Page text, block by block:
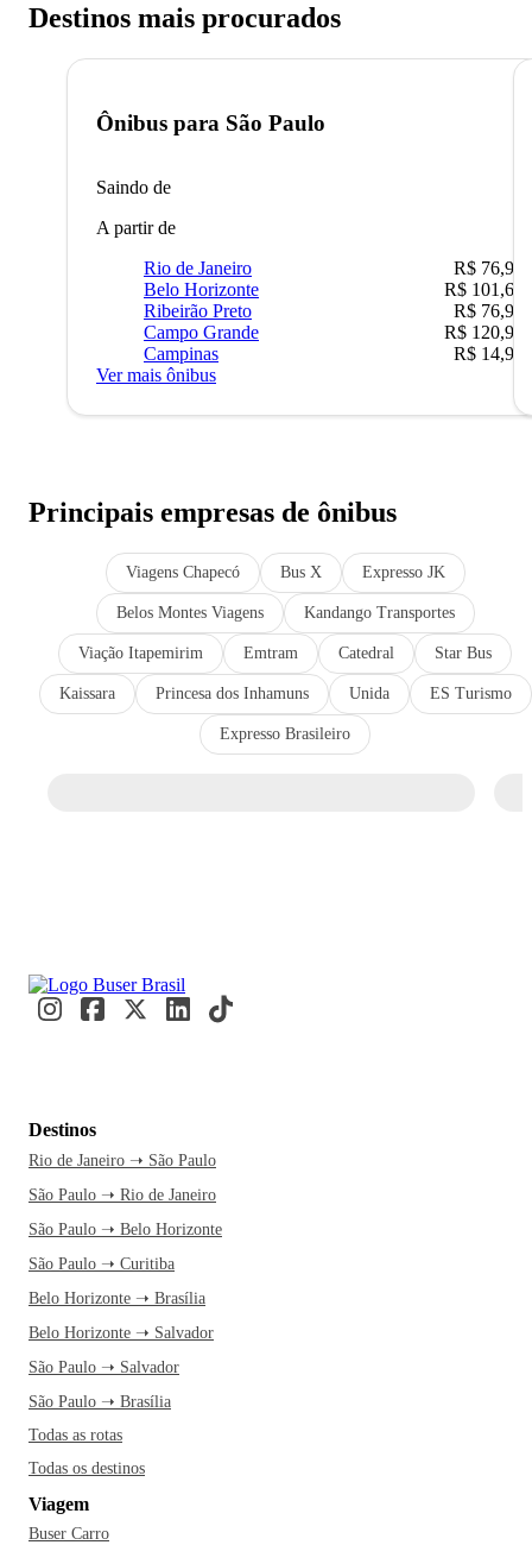
Destinos mais procurados
Ônibus para São Paulo
Saindo de
A partir de
Rio de Janeiro
R$ 76,90
Belo Horizonte
R$ 101,67
Ribeirão Preto
R$ 76,90
Campo Grande
R$ 120,90
Campinas
R$ 14,90
Ver mais ônibus
Principais empresas de ônibus
Viagens Chapecó Bus X Expresso JK
Belos Montes Viagens Kandango Transportes
Viação Itapemirim Emtram Catedral Star Bus
Kaissara Princesa dos Inhamuns Unida ES Turismo
Expresso Brasileiro
Destinos
Rio de Janeiro ➝ São Paulo
São Paulo ➝ Rio de Janeiro
São Paulo ➝ Belo Horizonte
São Paulo ➝ Curitiba
Belo Horizonte ➝ Brasília
Belo Horizonte ➝ Salvador
São Paulo ➝ Salvador
São Paulo ➝ Brasília
Todas as rotas
Todas os destinos
Viagem
Buser Carro